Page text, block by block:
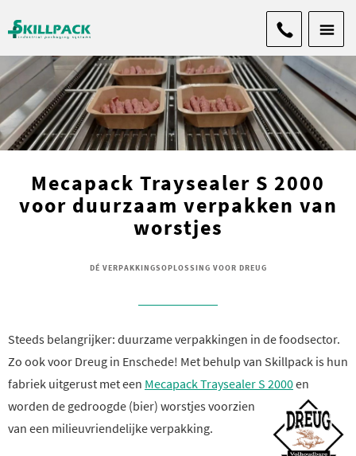
Mecapack Traysealer S 2000
voor duurzaam verpakken van
worstjes
DÉ VERPAKKINGSOPLOSSING VOOR DREUG
Steeds belangrijker: duurzame verpakkingen in de foodsector.
Zo ook voor Dreug in Enschede! Met behulp van Skillpack is hun
fabriek uitgerust met een Mecapack Traysealer S 2000en
worden de gedroogde (bier) worstjes voorzien
van een milieuvriendelijke verpakking.